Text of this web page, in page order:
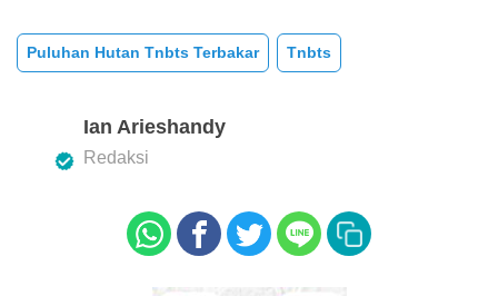
c
e
o
tt
er
at
s
A
p
Puluhan Hutan Tnbts Terbakar Tnbts
Ian Arieshandy
Redaksi